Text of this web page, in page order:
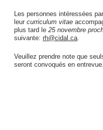
Les personnes intéressées
leur curriculum vitae
plus tard le 25 novembre
suivante: rh@cidal.ca.
Veuillez prendre note que
seront convoqués en entrevue.